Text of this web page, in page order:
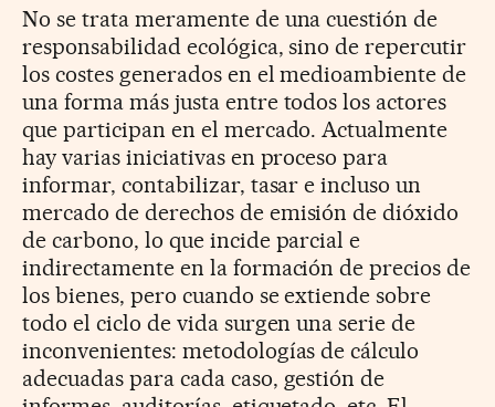
No se trata meramente de una cuestión de
responsabilidad ecológica, sino de repercutir
los costes generados en el medioambiente de
una forma más justa entre todos los actores
que participan en el mercado. Actualmente
hay varias iniciativas en proceso para
informar, contabilizar, tasar e incluso un
mercado de derechos de emisión de dióxido
de carbono, lo que incide parcial e
indirectamente en la formación de precios de
los bienes, pero cuando se extiende sobre
todo el ciclo de vida surgen una serie de
inconvenientes: metodologías de cálculo
adecuadas para cada caso, gestión de